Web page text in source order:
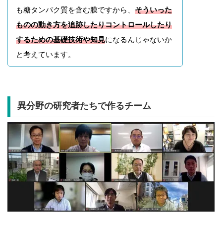
も糖タンパク質を含む膜ですから、 そういった
ものの動き方を追跡したりコントロールしたり
するための基礎技術や知見になるんじゃないか
と考えています。
異分野の研究者たちで作るチーム